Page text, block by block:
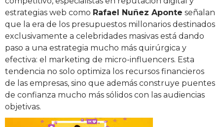
estrategias web como Rafael Nuñez Aponte señalan
que la era de los presupuestos millonarios destinados
exclusivamente a celebridades masivas está dando
paso a una estrategia mucho más quirúrgica y
efectiva: el marketing de micro-influencers. Esta
tendencia no solo optimiza los recursos financieros
de las empresas, sino que además construye puentes
de confianza mucho más sólidos con las audiencias
objetivas.